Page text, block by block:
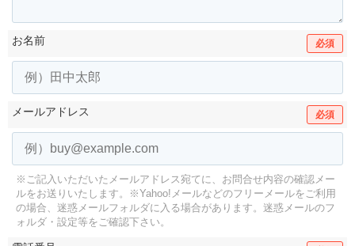
お名前 必須
メールアドレス 必須
※ご記入いただいたメールアドレス宛てに、お問合せ内容の確認メー
ルをお送りいたします。
※Yahoo!メールなどのフリーメールをご利用
の場合、迷惑メールフォルダに入る場合があります。 迷惑メールのフ
ォルダ・設定等をご確認下さい。